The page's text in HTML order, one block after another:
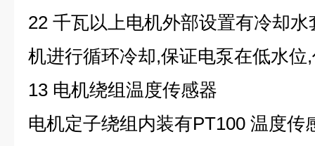
22 千瓦以上电机外部设置有冷却
机进行循环冷却,保证电泵在低水位
13 电机绕组温度传感器
电机定子绕组内装有PT100 温度传